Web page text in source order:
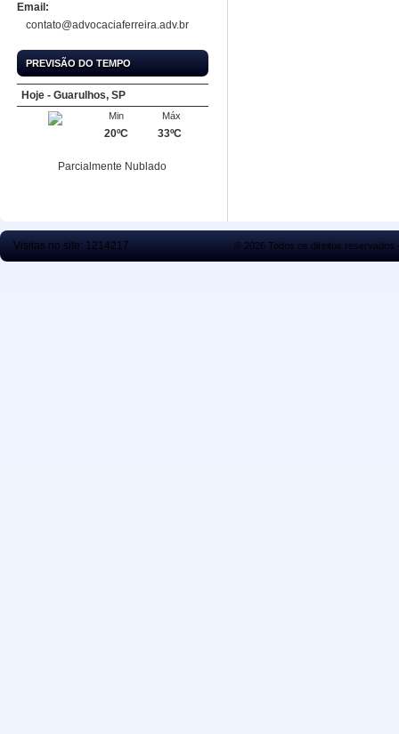
Email:
contato@advocaciaferreira.adv.br
PREVISÃO DO TEMPO
Hoje - Guarulhos, SP
Máx
33ºC
Min
20ºC
Parcialmente Nublado
Visitas no site: 1214217 © 2026 Todos os direitos reservados